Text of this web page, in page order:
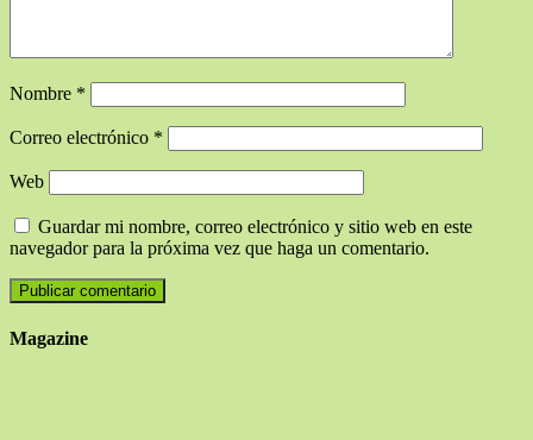
Nombre *
Correo electrónico *
Web
Guardar mi nombre, correo electrónico y sitio web en este
navegador para la próxima vez que haga un comentario.
Magazine